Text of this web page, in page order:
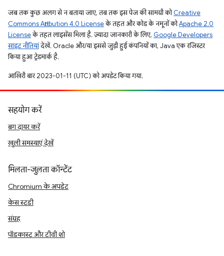
जब तक कुछ अलग से न बताया जाए, तब तक इस पेज की सामग्री कोCreative
Commons Attribution 4.0 Licenseके तहत और कोड के नमूनों कोApache 2.0
Licenseके तहत लाइसेंस मिला है. ज़्यादा जानकारी के लिए, Google Developers
साइट नीतियांदेखें. Oracle और/या इससे जुड़ी हुई कंपनियों का, Java एक रजिस्टर
किया हुआ ट्रेडमार्क है.
आखिरी बार 2023-01-11 (UTC) को अपडेट किया गया.
सहयोग करें
बग दायर करें
खुली समस्याएं देखें
मिलता-जुलता कॉन्टेंट
Chromium के अपडेट
केस स्टडी
संग्रह
पॉडकास्ट और टीवी शो